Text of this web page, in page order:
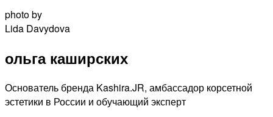
photo by
Lida Davydova
ольгакаширских
Основатель бренда Kashira.JR, амбассадор корсетной
эстетики в России и обучающий эксперт